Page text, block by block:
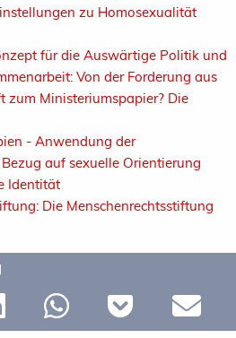
zu Homosexualität
für die Auswärtige Politik und
Von der Forderung aus
zum Ministeriumspapier? Die
- Anwendung der
auf sexuelle Orientierung
Identität
Die Menschenrechtsstiftung